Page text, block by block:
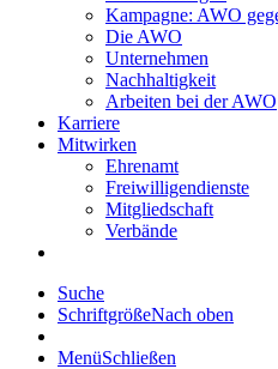
Kampagne: AWO
Die AWO
Unternehmen
Nachhaltigkeit
Arbeiten bei der AWO
Karriere
Mitwirken
Ehrenamt
Freiwilligendienste
Mitgliedschaft
Verbände
Suche
SchriftgrößeNach oben
MenüSchließen